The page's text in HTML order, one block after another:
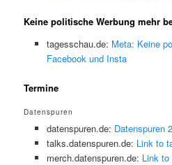
Keine politische Werbung mehr
tagesschau.de: Meta: Keine
Facebook und Insta
Termine
Datenspuren
datenspuren.de: Datenspuren
talks.datenspuren.de: Link to
merch.datenspuren.de: Link to